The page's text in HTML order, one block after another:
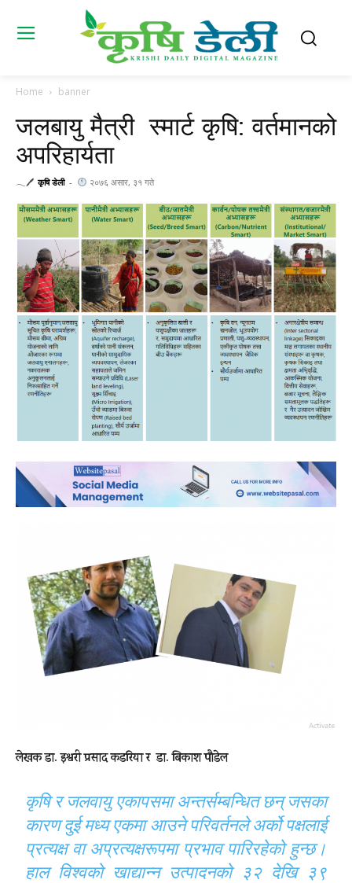
Home banner
जलबायु मैत्री स्मार्ट कृषि: वर्तमानको
अपरिहार्यता
𓂃🖊 कृषि डेली - २०७६ असार, ३१ गते
लेखक डा. इश्वरी प्रसाद कडरिया र डा. बिकाश पौडेल
कृषि र जलवायु एकापसमा अन्तर्सम्बन्धित छन् जसका
कारण दुई मध्य एकमा आउने परिवर्तनले अर्को पक्षलाई
प्रत्यक्ष वा अप्रत्यक्षरूपमा प्रभाव पारिरहेको हुन्छ।
हाल विश्वको खाद्यान्न उत्पादनको ३२ देखि ३९